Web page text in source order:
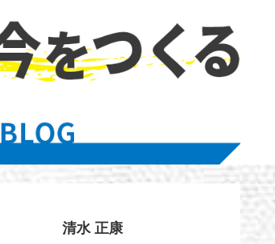
清水 正康